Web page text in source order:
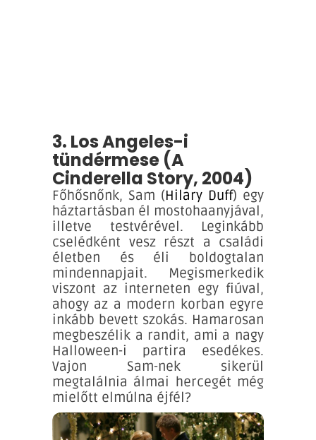
3. Los Angeles-i
tündérmese (A
Cinderella Story, 2004)
Főhősnőnk, Sam (Hilary Duff) egy
háztartásban él mostohaanyjával,
illetve testvérével. Leginkább
cselédként vesz részt a családi
életben és éli boldogtalan
mindennapjait. Megismerkedik
viszont az interneten egy fiúval,
ahogy az a modern korban egyre
inkább bevett szokás. Hamarosan
megbeszélik a randit, ami a nagy
Halloween-i partira esedékes.
Vajon Sam-nek sikerül
megtalálnia álmai hercegét még
mielőtt elmúlna éjfél?